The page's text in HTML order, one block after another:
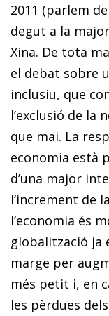
2011 (parlem
degut a la
Xina. De tota
el debat sobre
inclusiu, que
l’exclusió de la
que mai. La
economia està
d’una major
l’increment de
l’economia és
globalització ja
marge per
més petit i, en
les pèrdues